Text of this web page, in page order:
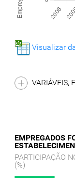
Visualizar
VARIÁVEIS,
EMPREGADOS
PARTICIPAÇÃO
(%)